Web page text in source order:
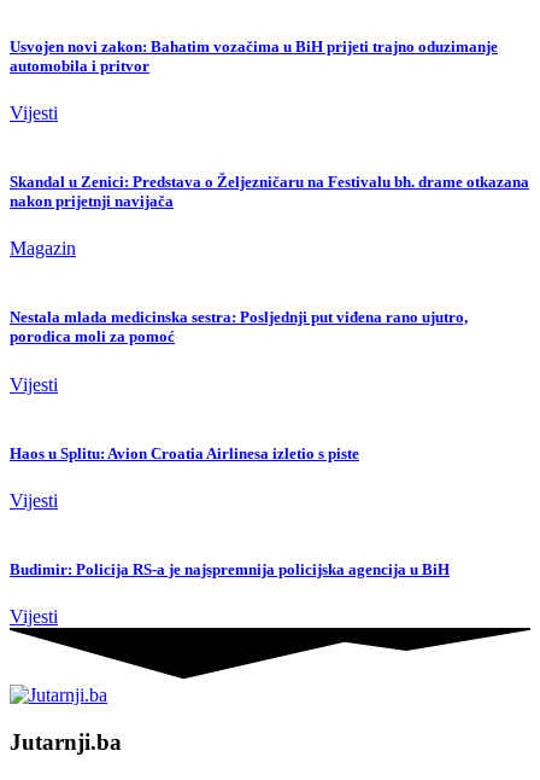
Usvojen novi zakon: Bahatim vozačima u BiH prijeti trajno oduzimanje
automobila i pritvor
Vijesti
Skandal u Zenici: Predstava o Željezničaru na Festivalu bh. drame otkazana
nakon prijetnji navijača
Magazin
Nestala mlada medicinska sestra: Posljednji put viđena rano ujutro,
porodica moli za pomoć
Vijesti
Haos u Splitu: Avion Croatia Airlinesa izletio s piste
Vijesti
Budimir: Policija RS-a je najspremnija policijska agencija u BiH
Vijesti
Jutarnji.ba